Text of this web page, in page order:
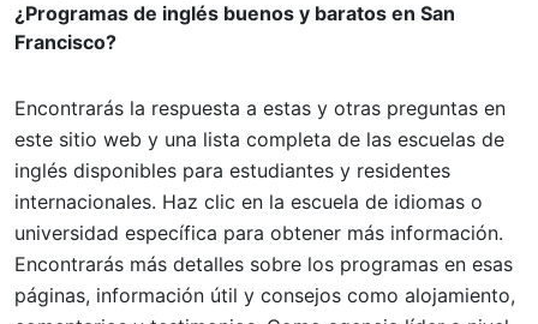
¿Programas de inglés buenos y baratos en San
Francisco?
Encontrarás la respuesta a estas y otras preguntas en
este sitio web y una lista completa de las escuelas de
inglés disponibles para estudiantes y residentes
internacionales. Haz clic en la escuela de idiomas o
universidad específica para obtener más información.
Encontrarás más detalles sobre los programas en esas
páginas, información útil y consejos como alojamiento,